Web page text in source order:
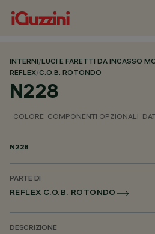
INTERNI/LUCI E FARETTI DA INCASSO
REFLEX/C.O.B. ROTONDO
N228
COLORE COMPONENTI OPZIONALI
N228
PARTE DI
REFLEX C.O.B. ROTONDO
DESCRIZIONE